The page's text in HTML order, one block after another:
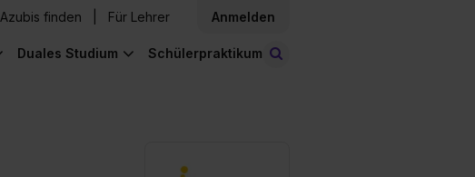
Azubis finden Für Lehrer Anmelden
Duales Studium Schülerpraktikum